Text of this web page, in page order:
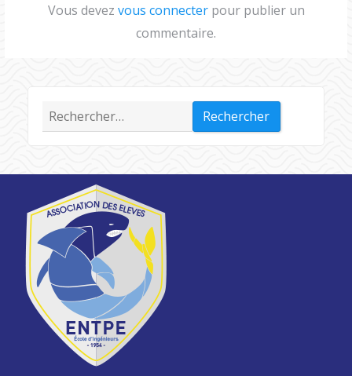
Vous devez vous connecterpour publier un
commentaire.
Rechercher :